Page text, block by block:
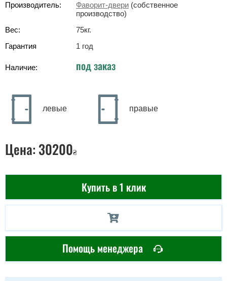
Производитель:
Фаворит-двери (собственное
производство)
Вес:
75кг.
Гарантия
1 год
Наличие: под заказ
левые правые
Цена: 30200₴
Купить в 1 клик
Помощь менеджера